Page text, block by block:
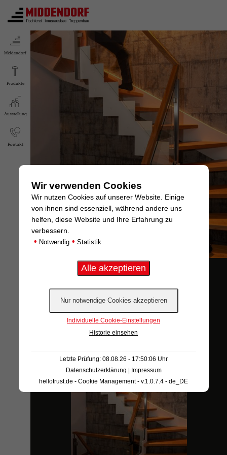
Middendorf
Produkte
Ausstellung
Kontakt
DSC_0419A
Wir verwenden Cookies
Wir nutzen Cookies auf unserer Website. Einige
von ihnen sind essenziell, während andere uns
helfen, diese Website und Ihre Erfahrung zu
verbessern.
• Notwendig • Statistik
Individuelle Cookie-Einstellungen
Historie einsehen
Letzte Prüfung: 08.08.26 - 17:50:06 Uhr
Datenschutzerklärung | Impressum
hellotrust.de - Cookie Management - v.1.0.7.4 - de_DE